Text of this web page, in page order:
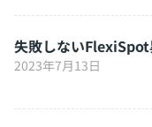
失敗しない
2023年7月13日